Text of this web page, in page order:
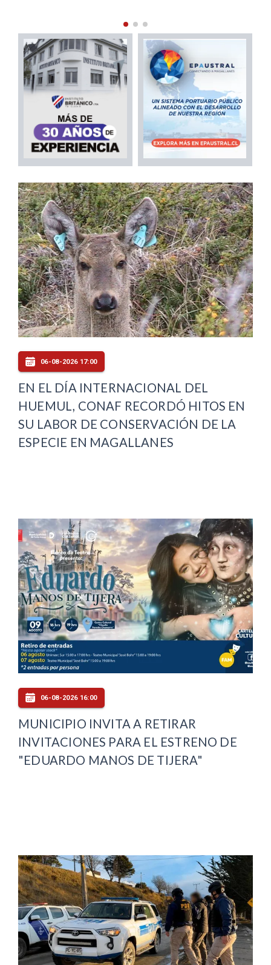
06-08-2026 17:00
EN EL DÍA INTERNACIONAL DEL
HUEMUL, CONAF RECORDÓ HITOS EN
SU LABOR DE CONSERVACIÓN DE LA
ESPECIE EN MAGALLANES
06-08-2026 16:00
MUNICIPIO INVITA A RETIRAR
INVITACIONES PARA EL ESTRENO DE
"EDUARDO MANOS DE TIJERA"